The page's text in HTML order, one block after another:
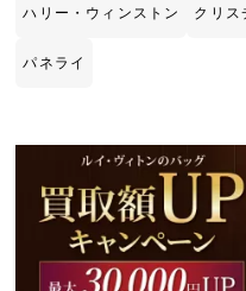
ハリー・ウィンストン クリス
パネライ